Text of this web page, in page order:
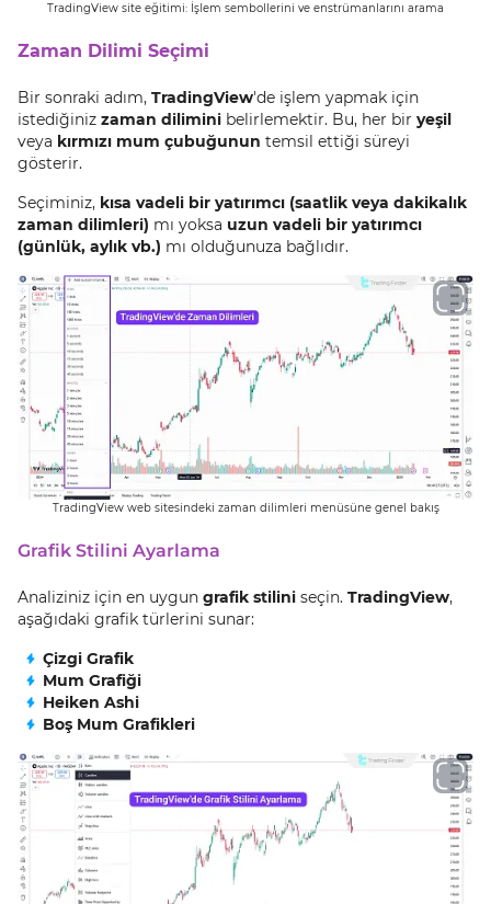
TradingView site eğitimi: İşlem sembollerini ve enstrümanlarını arama
Zaman Dilimi Seçimi
Bir sonraki adım, TradingView'de işlem yapmak için
istediğiniz zaman dilimini belirlemektir. Bu, her bir yeşil
veya kırmızı mum çubuğunun temsil ettiği süreyi
gösterir.
Seçiminiz, kısa vadeli bir yatırımcı (saatlik veya dakikalık
zaman dilimleri) mı yoksa uzun vadeli bir yatırımcı
(günlük, aylık vb.) mı olduğunuza bağlıdır.
TradingView web sitesindeki zaman dilimleri menüsüne genel bakış
Grafik Stilini Ayarlama
Analiziniz için en uygun grafik stilini seçin. TradingView,
aşağıdaki grafik türlerini sunar:
Çizgi Grafik
Mum Grafiği
Heiken Ashi
Boş Mum Grafikleri